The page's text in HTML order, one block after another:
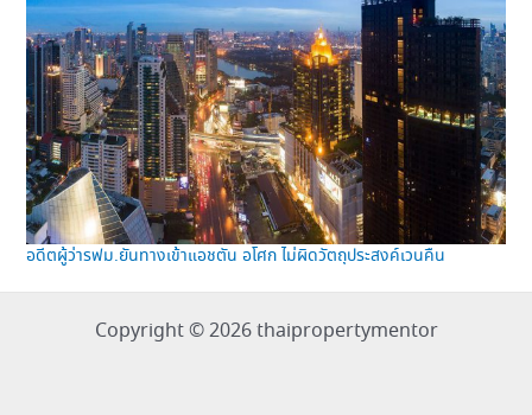
อดีตผู้ว่ารฟม.ยันทางเข้าแอชตัน อโศก ไม่ผิดวัตถุประสงค์เวนคืน
Copyright © 2026 thaipropertymentor